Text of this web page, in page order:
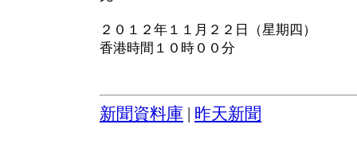
２０１２年１１月２２日（星期四）
香港時間１０時００分
新聞資料庫 昨天新聞